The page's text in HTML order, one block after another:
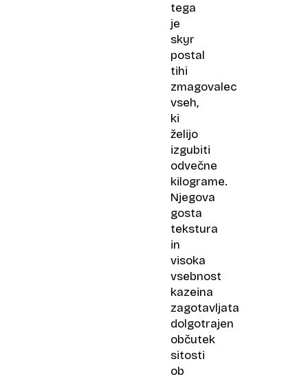
tega
je
skyr
postal
tihi
zmagovalec
vseh,
ki
želijo
izgubiti
odvečne
kilograme.
Njegova
gosta
tekstura
in
visoka
vsebnost
kazeina
zagotavljata
dolgotrajen
občutek
sitosti
ob